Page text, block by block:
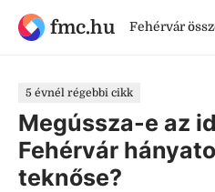
fmc.hu Fehérvár
5 évnél régebbi cikk
Megússza-e az
Fehérvár
teknőse?